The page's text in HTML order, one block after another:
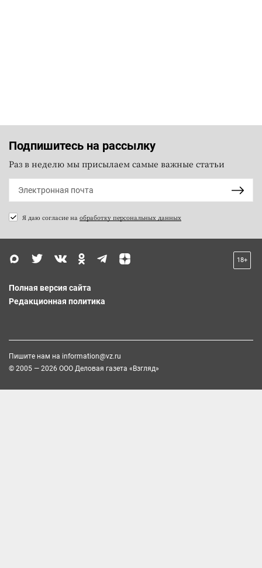
Подпишитесь на рассылку
Раз в неделю мы присылаем самые важные статьи
Я даю согласие на обработку персональных данных
18+
Полная версия сайта
Редакционная политика
Пишите нам на information@vz.ru
© 2005 — 2026 ООО Деловая газета «Взгляд»